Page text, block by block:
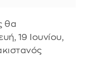
θα
19 Ιουνίου,